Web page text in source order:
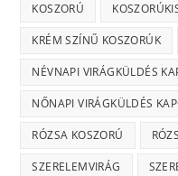
KOSZORÚ
KRÉM SZÍNŰ KOSZORÚK
NÉVNAPI VIRÁGKÜLDÉS
NŐNAPI VIRÁGKÜLDÉS
RÓZSA KOSZORÚ
SZERELEMVIRÁG